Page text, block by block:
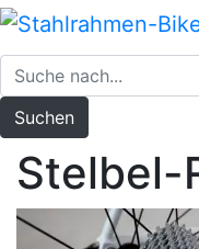
Zum
Inhalt
springen
Suchen
Stelbel-